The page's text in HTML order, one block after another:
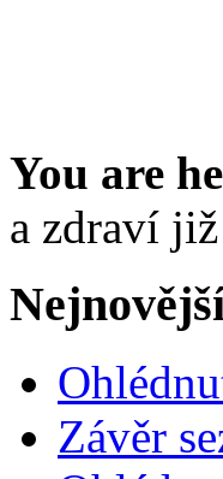
You are
a zdraví
Závěr